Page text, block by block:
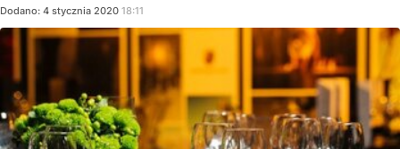
Dodano: 4 stycznia 2020 18:11